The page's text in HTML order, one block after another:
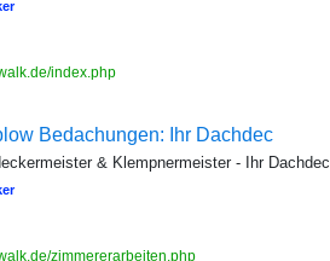
index.php
Bedachungen: Ihr Dachdec
& Klempnermeister - Ihr
zimmererarbeiten.php